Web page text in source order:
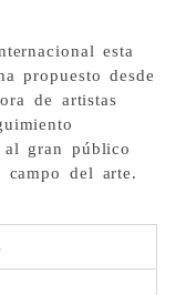
esta
propuesto desde
de artistas
gran público
campo del arte.